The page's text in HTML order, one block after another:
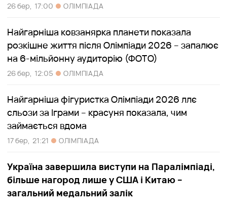
26 бер, 17:00 ОЛІМПІАДА
Найгарніша ковзанярка планети показала
розкішне життя після Олімпіади 2026 – запалює
на 6-мільйонну аудиторію (ФОТО)
26 бер, 12:05 ОЛІМПІАДА
Найгарніша фігуристка Олімпіади 2026 ллє
сльози за Іграми – красуня показала, чим
займається вдома
17 бер, 21:21 ОЛІМПІАДА
Україна завершила виступи на Паралімпіаді,
більше нагород лише у США і Китаю –
загальний медальний залік